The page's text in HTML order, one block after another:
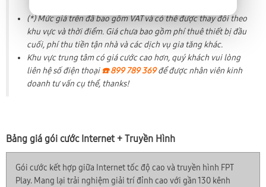
(*) Mức giá trên đã bao gồm VAT và có thể được thay đổi theo
khu vực và thời điểm. Giá chưa bao gồm phí thuê thiết bị đầu
cuối, phí thu tiền tận nhà và các dịch vụ gia tăng khác.
Khu vực trung tâm có giá cước cao hơn, quý khách vui lòng
liên hệ số điện thoại☎️ 899 789 369để được nhân viên kinh
doanh tư vấn cụ thể, thanks!
Bảng giá gói cước Internet + Truyền Hình
Gói cước kết hợp giữa Internet tốc độ cao và truyền hình FPT
Play. Mang lại trải nghiệm giải trí đỉnh cao với gần 130 kênh